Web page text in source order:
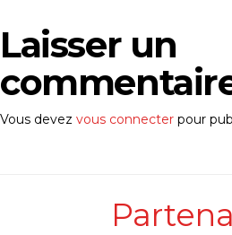
Laisser un
Vous devez vous connecter pour